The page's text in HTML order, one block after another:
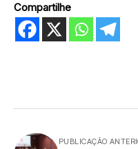
Compartilhe
PUBLICAÇÃO